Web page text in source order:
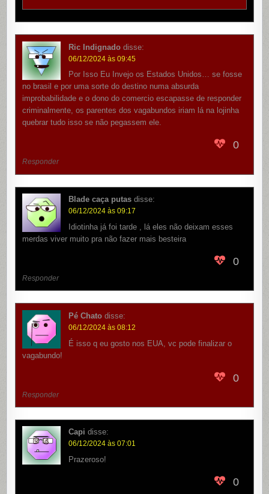
Ric Indignado disse:
06/12/2024 às 09:45
Por Isso Eu Invejo os Estados Unidos… se fosse
no brasil e por uma sorte do destino numa absurda
improbabilidade e o dono do comercio escapasse de responder
criminalmente, os parentes dos vagabundos iriam lá na lojinha
quebrar tudo isso se não pegassem ele.
0
Responder
Blade caça putas disse:
06/12/2024 às 09:17
Idiotinha já foi tarde , lá eles não deixam esses
merdas viver muito pra não fazer mais besteira
0
Responder
Pé Chato disse:
06/12/2024 às 08:12
É isso q eu gosto nos EUA, vc pode finalizar o
vagabundo!
0
Responder
Capi disse:
06/12/2024 às 07:01
Prazeroso!
0